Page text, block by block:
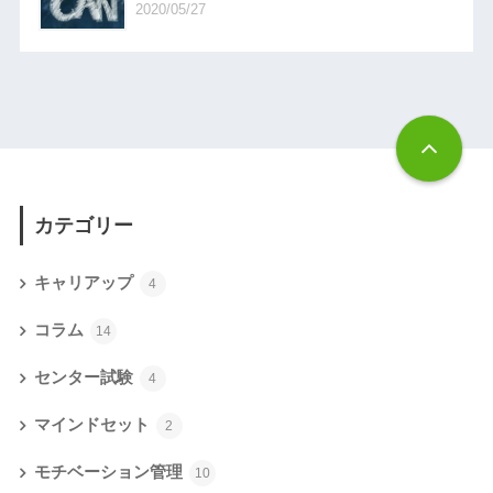
2020/05/27
カテゴリー
キャリアップ 4
コラム 14
センター試験 4
マインドセット 2
モチベーション管理 10